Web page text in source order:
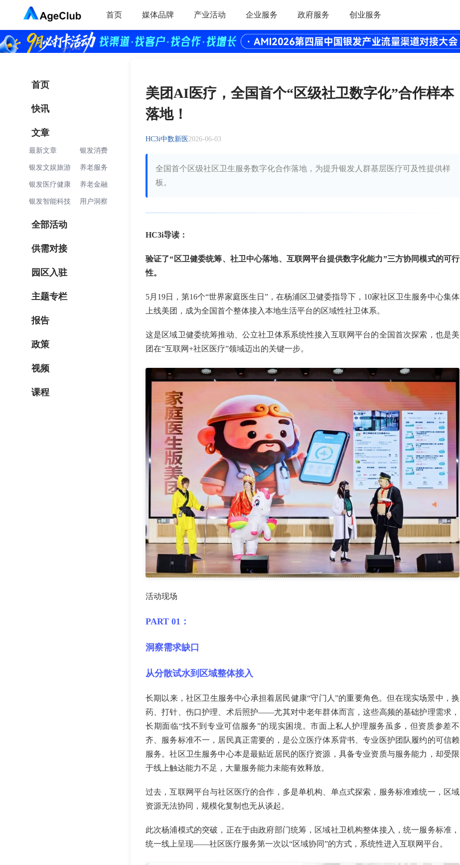
首页 媒体品牌 产业活动 企业服务 政府服务 创业服务
首页
快讯
文章
最新文章 银发消费
银发文娱旅游 养老服务
银发医疗健康 养老金融
银发智能科技 用户洞察
全部活动
供需对接
园区入驻
主题专栏
报告
政策
视频
课程
美团AI医疗，全国首个“区级社卫数字化”合作样本
落地！
HC3i中数新医2026-06-03
全国首个区级社区卫生服务数字化合作落地，为提升银发人群基层医疗可及性提供样
板。
HC3i导读：
验证了“区卫健委统筹、社卫中心落地、互联网平台提供数字化能力”三方协同模式的可行
性。
5月19日，第16个“世界家庭医生日”，在杨浦区卫健委指导下，10家社区卫生服务中心集体
上线美团，成为全国首个整体接入本地生活平台的区域性社卫体系。
这是区域卫健委统筹推动、公立社卫体系系统性接入互联网平台的全国首次探索，也是美
团在“互联网+社区医疗”领域迈出的关键一步。
活动现场
PART 01：
洞察需求缺口
从分散试水到区域整体接入
长期以来，社区卫生服务中心承担着居民健康“守门人”的重要角色。但在现实场景中，换
药、打针、伤口护理、术后照护——尤其对中老年群体而言，这些高频的基础护理需求，
长期面临“找不到专业可信服务”的现实困境。市面上私人护理服务虽多，但资质参差不
齐、服务标准不一，居民真正需要的，是公立医疗体系背书、专业医护团队履约的可信赖
服务。社区卫生服务中心本是最贴近居民的医疗资源，具备专业资质与服务能力，却受限
于线上触达能力不足，大量服务能力未能有效释放。
过去，互联网平台与社区医疗的合作，多是单机构、单点式探索，服务标准难统一，区域
资源无法协同，规模化复制也无从谈起。
此次杨浦模式的突破，正在于由政府部门统筹，区域社卫机构整体接入，统一服务标准，
统一线上呈现——社区医疗服务第一次以“区域协同”的方式，系统性进入互联网平台。